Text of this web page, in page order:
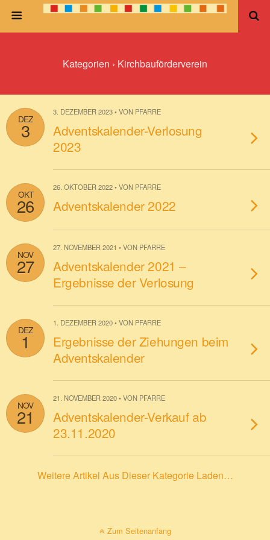
Kategorien › Kirchbauförderverein
DEZ
3
3. DEZEMBER 2023 • VON PFARRE
Adventskalender-Verlosung
2023
OKT
26
26. OKTOBER 2022 • VON PFARRE
Adventskalender 2022
NOV
27
27. NOVEMBER 2021 • VON PFARRE
Adventskalender 2021 –
Ergebnisse der Verlosung
DEZ
1
1. DEZEMBER 2020 • VON PFARRE
Ergebnisse der Ziehungen beim
Adventskalender
NOV
21
21. NOVEMBER 2020 • VON PFARRE
Adventskalender-Verkauf ab
23.11.2020
Weitere Artikel Aus Dieser Kategorie Laden…
Zum Seitenanfang